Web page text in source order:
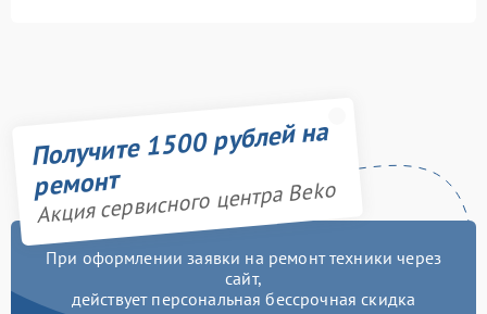
Получите 1500 рублей на
ремонт
Акция сервисного центра Beko
При оформлении заявки на ремонт техники через
сайт,
действует персональная бессрочная скидка